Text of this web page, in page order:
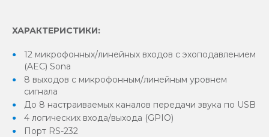
ХАРАКТЕРИСТИКИ:
12 микрофонных/линейных входов с эхоподавлением
(AEC) Sona
8 выходов с микрофонным/линейным уровнем
сигнала
До 8 настраиваемых каналов передачи звука по USB
4 логических входа/выхода (GPIO)
Порт RS-232